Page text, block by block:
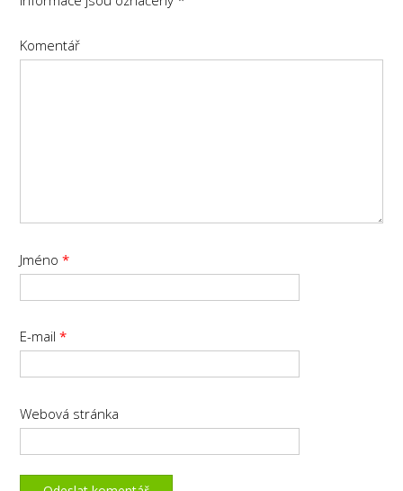
Komentář
Jméno *
E-mail *
Webová stránka